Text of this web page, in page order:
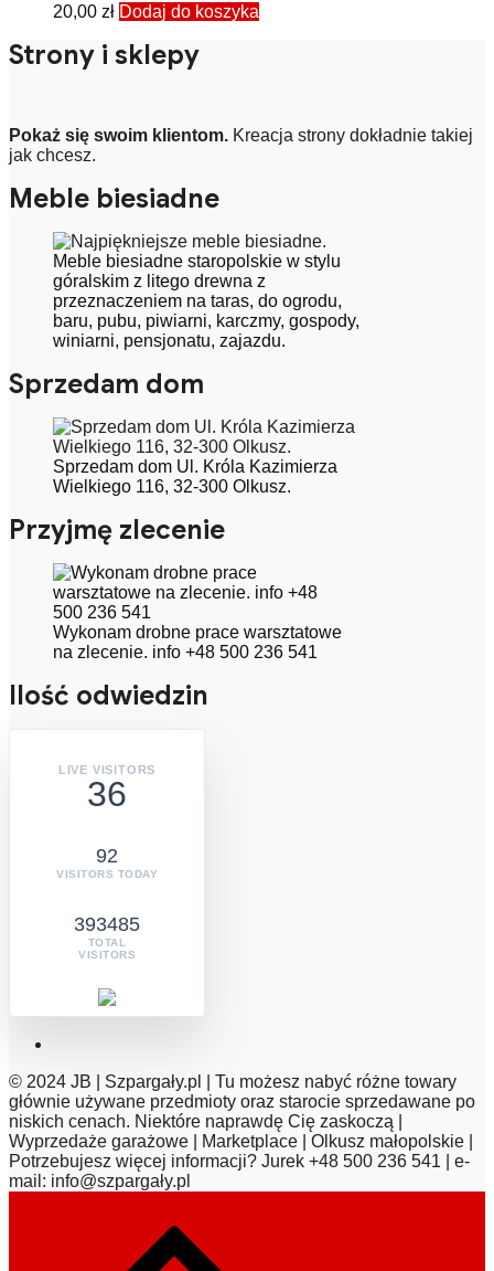
20,00 zł Dodaj do koszyka
Strony i sklepy
Pokaż się swoim klientom. Kreacja strony dokładnie takiej
jak chcesz.
Meble biesiadne
Meble biesiadne staropolskie w stylu
góralskim z litego drewna z
przeznaczeniem na taras, do ogrodu,
baru, pubu, piwiarni, karczmy, gospody,
winiarni, pensjonatu, zajazdu.
Sprzedam dom
Sprzedam dom Ul. Króla Kazimierza
Wielkiego 116, 32-300 Olkusz.
Przyjmę zlecenie
Wykonam drobne prace warsztatowe
na zlecenie. info +48 500 236 541
Ilość odwiedzin
LIVE VISITORS
36
92
VISITORS TODAY
393485
TOTAL
VISITORS
© 2024 JB | Szpargały.pl | Tu możesz nabyć różne towary
głównie używane przedmioty oraz starocie sprzedawane po
niskich cenach. Niektóre naprawdę Cię zaskoczą |
Wyprzedaże garażowe | Marketplace | Olkusz małopolskie |
Potrzebujesz więcej informacji? Jurek +48 500 236 541 | e-
mail: info@szpargały.pl